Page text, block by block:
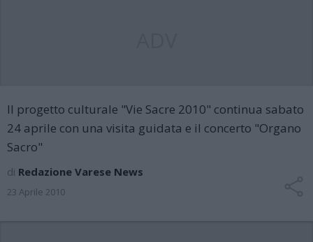
Il progetto culturale "Vie Sacre 2010" continua sabato
24 aprile con una visita guidata e il concerto "Organo
Sacro"
di Redazione Varese News
23 Aprile 2010